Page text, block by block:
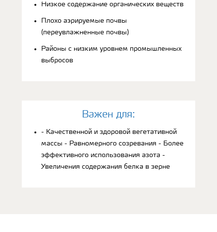
Низкое содержание органических веществ
Плохо аэрируемые почвы
(переувлажненные почвы)
Районы с низким уровнем промышленных
выбросов
Bажен для:
- Качественной и здоровой вегетативной
массы - Равномерного созревания - Более
эффективного использования азота -
Увеличения содержания белка в зерне